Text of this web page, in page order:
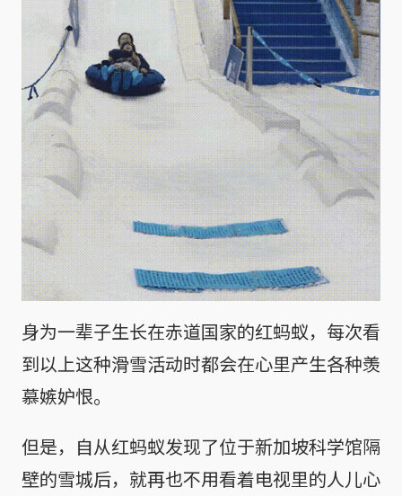
身为一辈子生长在赤道国家的红蚂蚁，每次看
到以上这种滑雪活动时都会在心里产生各种羡
慕嫉妒恨。
但是，自从红蚂蚁发现了位于新加坡科学馆隔
壁的雪城后，就再也不用看着电视里的人儿心